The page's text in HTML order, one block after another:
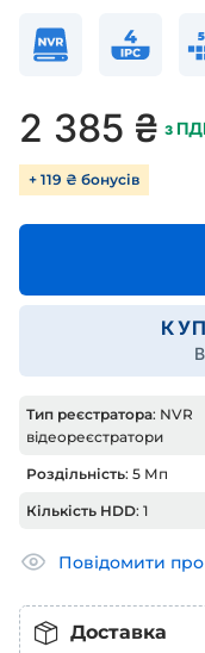
2 385 ₴ з
+ 119 ₴ бонусів
Повідомити
Доставка
Тип реєстратора: NVR
відеореєстратори
Роздільність: 5 Мп
Кількість HDD: 1